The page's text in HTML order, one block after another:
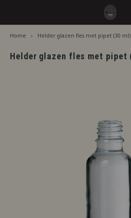
Hoofdmenu / smaken
Smaken
Hoofdmenu
Taal
Home Helder glazen fles met pipet (30 ml)
Helder glazen fles met pipet